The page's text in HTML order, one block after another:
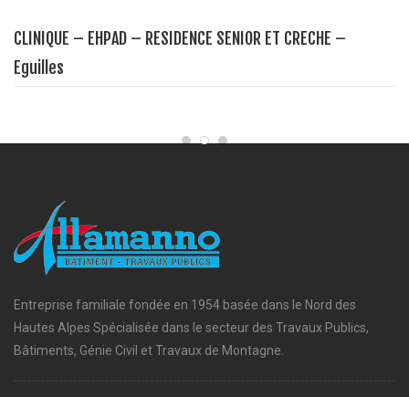
CLINIQUE – EHPAD – RESIDENCE SENIOR ET CRECHE –
Eguilles
Entreprise familiale fondée en 1954 basée dans le Nord des
Hautes Alpes Spécialisée dans le secteur des Travaux Publics,
Bâtiments, Génie Civil et Travaux de Montagne.